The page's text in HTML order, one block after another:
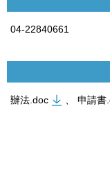
04-22840661
辦法.doc 申請書